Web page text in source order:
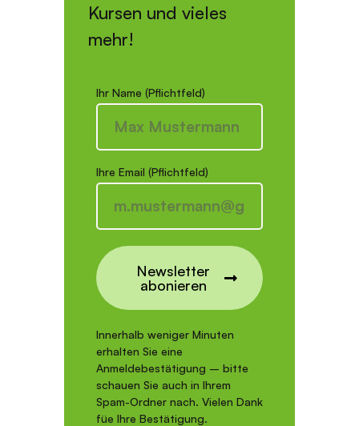
Kursen und vieles
mehr!
Ihr Name (Pflichtfeld)
Ihre Email (Pflichtfeld)
Newsletter
abonieren
Innerhalb weniger Minuten
erhalten Sie eine
Anmeldebestätigung – bitte
schauen Sie auch in Ihrem
Spam-Ordner nach. Vielen Dank
füe Ihre Bestätigung.